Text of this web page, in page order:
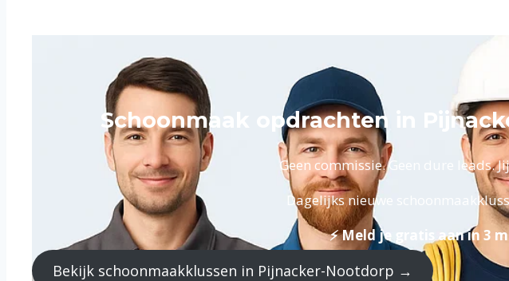
Schoonmaak opdrachten in
Geen commissie. Geen dure leads.
Dagelijks nieuwe
⚡ Meld je gratis aan in 3
Bekijk schoonmaakklussen in Pijnacker-Nootdorp →